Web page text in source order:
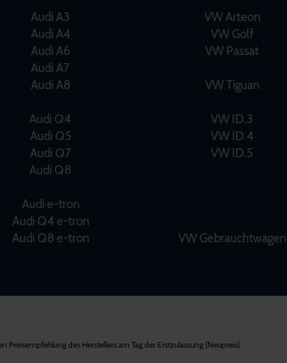
Audi A3
Audi A4
Audi A6
Audi A7
Audi A8
Audi Q4
Audi Q5
Audi Q7
Audi Q8
Audi e-tron
Audi Q4 e-tron
Audi Q8 e-tron
VW Arteon
VW Golf
VW Passat
VW Tiguan
VW ID.3
VW ID.4
VW ID.5
VW Gebrauchtwagen
des Herstellers am Tag der Erstzulassung (Neupreis).